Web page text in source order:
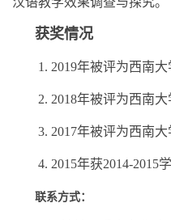
获奖情况
1. 2019年被评为西南
2. 2018年被评为西南
3. 2017年被评为西南
4. 2015年获2014-2015
联系方式：